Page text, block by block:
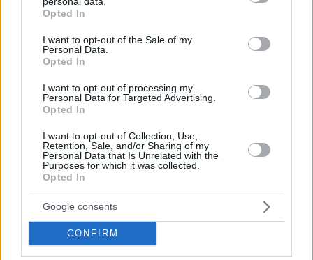
grant or deny consent to Google and its third-party tags to
use your data for below specified purposes in below Google
consent section.
Opted In
I want to opt-out of the Sale of my
Personal Data.
Opted In
I want to opt-out of processing my
Personal Data for Targeted Advertising.
Opted In
I want to opt-out of Collection, Use,
Retention, Sale, and/or Sharing of my
Personal Data that Is Unrelated with the
Purposes for which it was collected.
Opted In
Google consents
CONFIRM
κόσμου της εργασίας, στη μείωση των
ανισοτήτων, στην κοινωνική δικαιοσύνη, στην
αναδιανομή των εισοδημάτων, στην εξάλειψη
των έμφυλων, φυλετικών και κοινωνικών
διακρίσεων, στα ανθρώπινα δικαιώματα και στη
διασφάλιση της ανθρώπινης αξιοπρέπειας,
➢ υπερασπίζεται τα δημόσια αγαθά – την
ενέργεια, το νερό, το περιβάλλον – ως θεμέλια
συλλογικής ασφάλειας,
➢ προστατεύει το δημόσιο συμφέρον, την
υγεία, την εκπαίδευση, τον πολιτισμό,